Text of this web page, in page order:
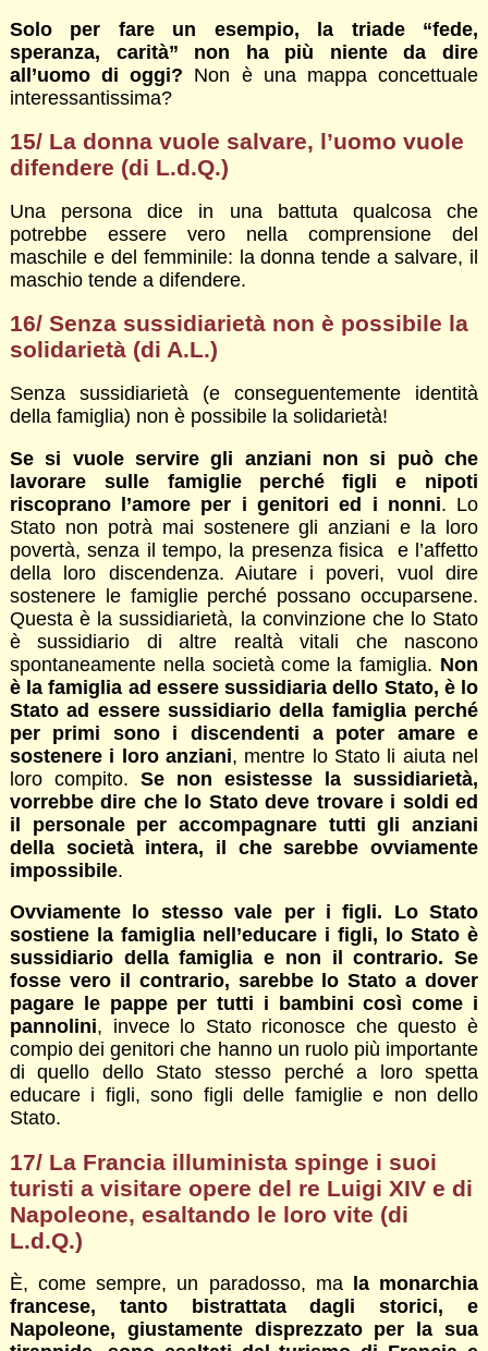
Solo per fare un esempio, la triade “fede,
speranza, carità” non ha più niente da dire
all’uomo di oggi? Non è una mappa concettuale
interessantissima?
15/ La donna vuole salvare, l’uomo vuole
difendere (di L.d.Q.)
Una persona dice in una battuta qualcosa che
potrebbe essere vero nella comprensione del
maschile e del femminile: la donna tende a salvare, il
maschio tende a difendere.
16/ Senza sussidiarietà non è possibile la
solidarietà (di A.L.)
Senza sussidiarietà (e conseguentemente identità
della famiglia) non è possibile la solidarietà!
Se si vuole servire gli anziani non si può che
lavorare sulle famiglie perché figli e nipoti
riscoprano l’amore per i genitori ed i nonni. Lo
Stato non potrà mai sostenere gli anziani e la loro
povertà, senza il tempo, la presenza fisica e l’affetto
della loro discendenza. Aiutare i poveri, vuol dire
sostenere le famiglie perché possano occuparsene.
Questa è la sussidiarietà, la convinzione che lo Stato
è sussidiario di altre realtà vitali che nascono
spontaneamente nella società come la famiglia. Non
è la famiglia ad essere sussidiaria dello Stato, è lo
Stato ad essere sussidiario della famiglia perché
per primi sono i discendenti a poter amare e
sostenere i loro anziani, mentre lo Stato li aiuta nel
loro compito. Se non esistesse la sussidiarietà,
vorrebbe dire che lo Stato deve trovare i soldi ed
il personale per accompagnare tutti gli anziani
della società intera, il che sarebbe ovviamente
impossibile.
Ovviamente lo stesso vale per i figli. Lo Stato
sostiene la famiglia nell’educare i figli, lo Stato è
sussidiario della famiglia e non il contrario. Se
fosse vero il contrario, sarebbe lo Stato a dover
pagare le pappe per tutti i bambini così come i
pannolini, invece lo Stato riconosce che questo è
compio dei genitori che hanno un ruolo più importante
di quello dello Stato stesso perché a loro spetta
educare i figli, sono figli delle famiglie e non dello
Stato.
17/ La Francia illuminista spinge i suoi
turisti a visitare opere del re Luigi XIV e di
Napoleone, esaltando le loro vite (di
L.d.Q.)
È, come sempre, un paradosso, ma
la monarchia
francese, tanto bistrattata dagli storici, e
Napoleone, giustamente disprezzato per la sua